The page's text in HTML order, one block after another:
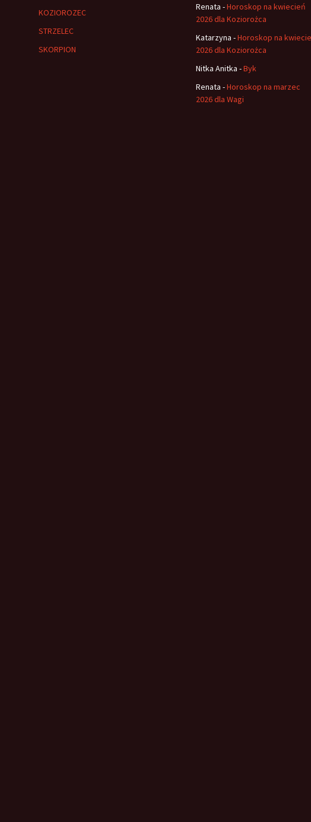
KOZIOROZEC
STRZELEC
SKORPION
Renata -Horoskop na kwiecień
2026 dla Koziorożca
Katarzyna -Horoskop na
2026 dla Koziorożca
Nitka Anitka -Byk
Renata -Horoskop na marzec
2026 dla Wagi